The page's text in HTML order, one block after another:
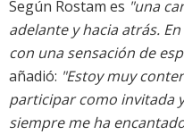
Según Rostam es "una
adelante y hacia atrás.
con una sensación de
añadió: "Estoy muy
participar como invitada
siempre me ha